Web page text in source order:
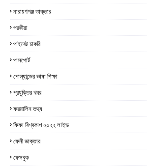
নারায়ণগঞ্জ ডাক্তার
পরকীয়া
পাইবেট চাকরি
পাসপোর্ট
পোল্যান্ডের ভাষা শিক্ষা
প্রযুক্তির খবর
ফরমালিন তথ্য
ফিফা বিশ্বকাপ ২০২২ লাইভ
ফেনী ডাক্তার
ফেসবুক